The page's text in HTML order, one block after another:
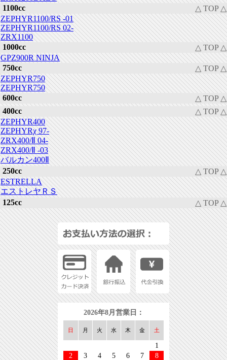
1100cc
△ TOP △
ZEPHYR1100/RS -01
ZEPHYR1100/RS 02-
ZRX1100
1000cc
△ TOP △
GPZ900R NINJA
750cc
△ TOP △
ZEPHYR750
ZEPHYR750
600cc
△ TOP △
400cc
△ TOP △
ZEPHYR400
ZEPHYRχ 97-
ZRX400/Ⅱ 04-
ZRX400/Ⅱ -03
バルカン400Ⅱ
250cc
△ TOP △
ESTRELLA
エストレヤＲＳ
125cc
△ TOP △
2026年8月営業日：
日 月 火 水 木 金 土
1
2
3 4 5 6 7
8